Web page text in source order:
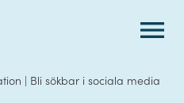
| Bli sökbar i sociala media